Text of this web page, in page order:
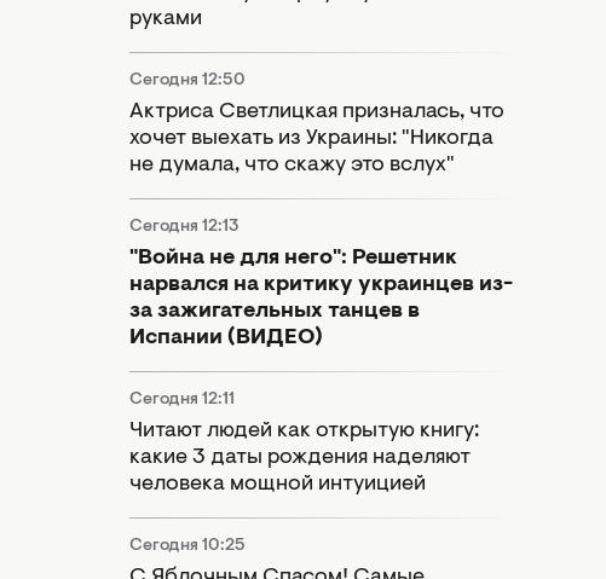
руками
Сегодня 12:50
Актриса Светлицкая призналась, что
хочет выехать из Украины: "Никогда
не думала, что скажу это вслух"
Сегодня 12:13
"Война не для него": Решетник
нарвался на критику украинцев из-
за зажигательных танцев в
Испании (ВИДЕО)
Сегодня 12:11
Читают людей как открытую книгу:
какие 3 даты рождения наделяют
человека мощной интуицией
Сегодня 10:25